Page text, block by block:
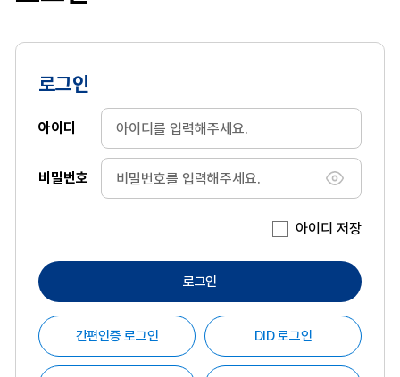
로그인
아이디
비밀번호
비밀번호
아이디 저장
로그인
간편인증 로그인 DID 로그인